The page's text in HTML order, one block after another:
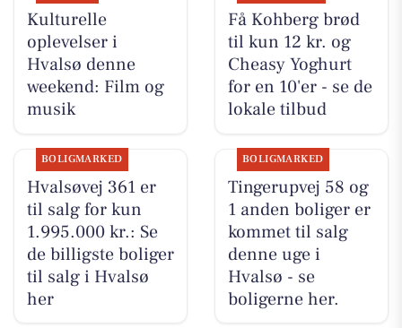
Kulturelle
oplevelser i
Hvalsø denne
weekend: Film og
musik
Få Kohberg brød
til kun 12 kr. og
Cheasy Yoghurt
for en 10'er - se de
lokale tilbud
BOLIGMARKED
Hvalsøvej 361 er
til salg for kun
1.995.000 kr.: Se
de billigste boliger
til salg i Hvalsø
her
BOLIGMARKED
Tingerupvej 58 og
1 anden boliger er
kommet til salg
denne uge i
Hvalsø - se
boligerne her.